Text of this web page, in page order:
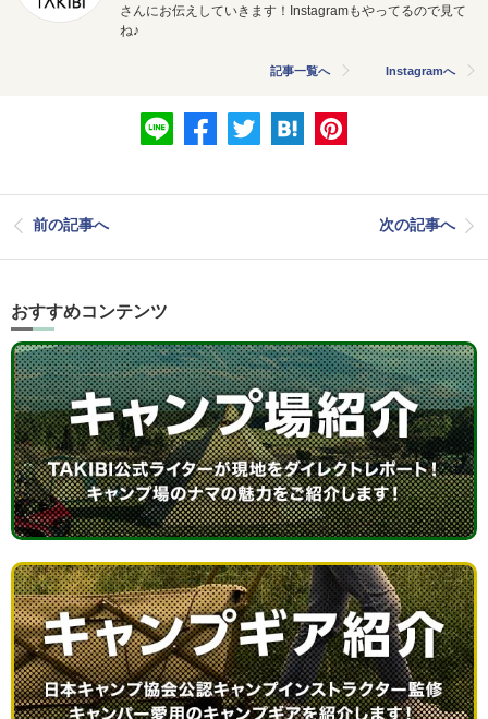
さんにお伝えしていきます！Instagramもやってるので見て
ね♪
記事一覧へ Instagramへ
前の記事へ 次の記事へ
おすすめコンテンツ